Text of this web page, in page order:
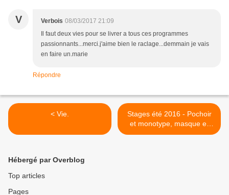
V Verbois 08/03/2017 21:09
Il faut deux vies pour se livrer a tous ces programmes
passionnants...merci.j'aime bien le raclage...demmain je vais
en faire un.marie
Répondre
< Vie.
Stages été 2016 - Pochoir
et monotype, masque et
portrait >
Hébergé par Overblog
Top articles
Pages